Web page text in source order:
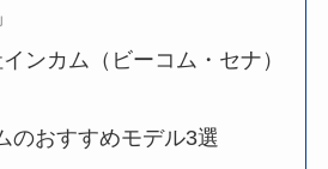
ンカム（ビーコム・セナ）
のおすすめモデル3選